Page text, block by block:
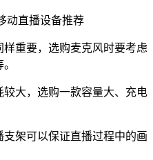
重要，选购麦克风时要考虑
大，选购一款容量大、充电
架可以保证直播过程中的画